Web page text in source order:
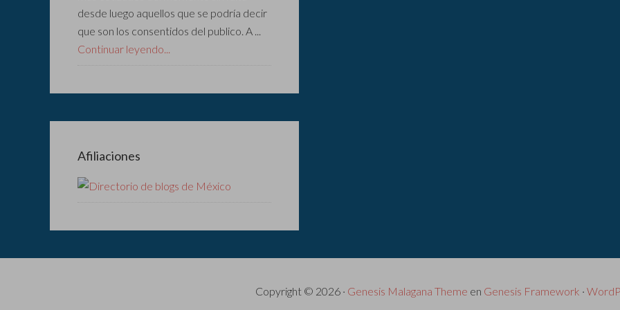
desde luego aquellos que se podría decir
que son los consentidos del publico. A ...
Continuar leyendo...
Afiliaciones
Copyright © 2026 · Genesis Malagana Theme en Genesis Framework ·